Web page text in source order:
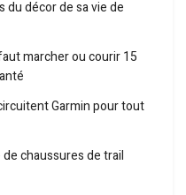
du décor de sa vie de
marcher ou courir 15
Garmin pour tout
chaussures de trail